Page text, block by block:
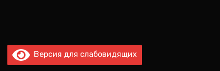
Версия для слабовидящих